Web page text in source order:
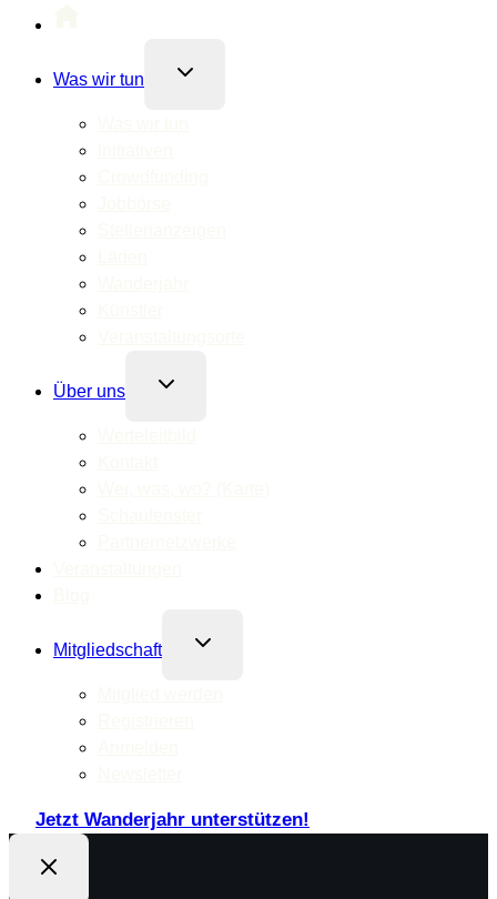
Was wir tun
Untermenü
Über uns
Untermenü
Mitgliedschaft
Untermenü
Jetzt Wanderjahr unterstützen!